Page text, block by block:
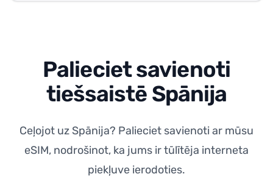
Palieciet savienoti
tiešsaistē Spānija
Ceļojot uz Spānija? Palieciet savienoti ar mūsu
eSIM, nodrošinot, ka jums ir tūlītēja interneta
piekļuve ierodoties.